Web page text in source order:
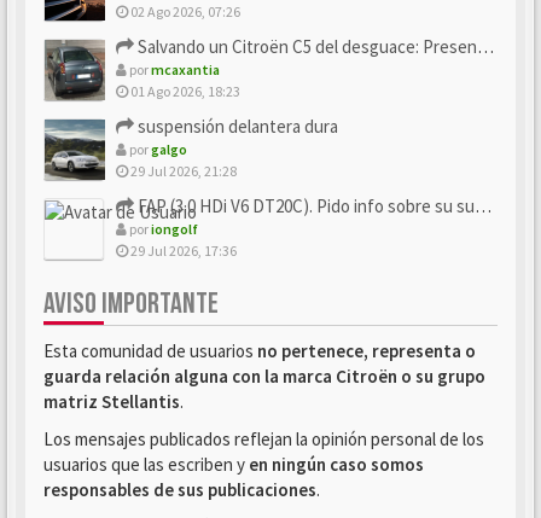
02 Ago 2026, 07:26
Salvando un Citroën C5 del desguace: Presentación y seguimiento
pormcaxantia
01 Ago 2026, 18:23
suspensión delantera dura
porgalgo
29 Jul 2026, 21:28
FAP (3.0 HDi V6 DT20C). Pido info sobre su sustitución
poriongolf
29 Jul 2026, 17:36
AVISO IMPORTANTE
Esta comunidad de usuarios no pertenece, representa o
guarda relación alguna con la marca Citroën o su grupo
matriz Stellantis.
Los mensajes publicados reflejan la opinión personal de los
usuarios que las escriben y en ningún caso somos
responsables de sus publicaciones.